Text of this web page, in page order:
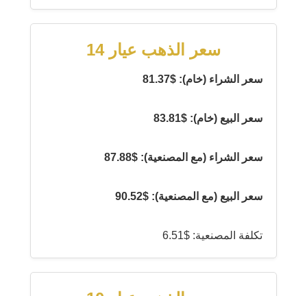
سعر الذهب عيار 14
سعر الشراء (خام): $81.37
سعر البيع (خام): $83.81
سعر الشراء (مع المصنعية): $87.88
سعر البيع (مع المصنعية): $90.52
تكلفة المصنعية: $6.51